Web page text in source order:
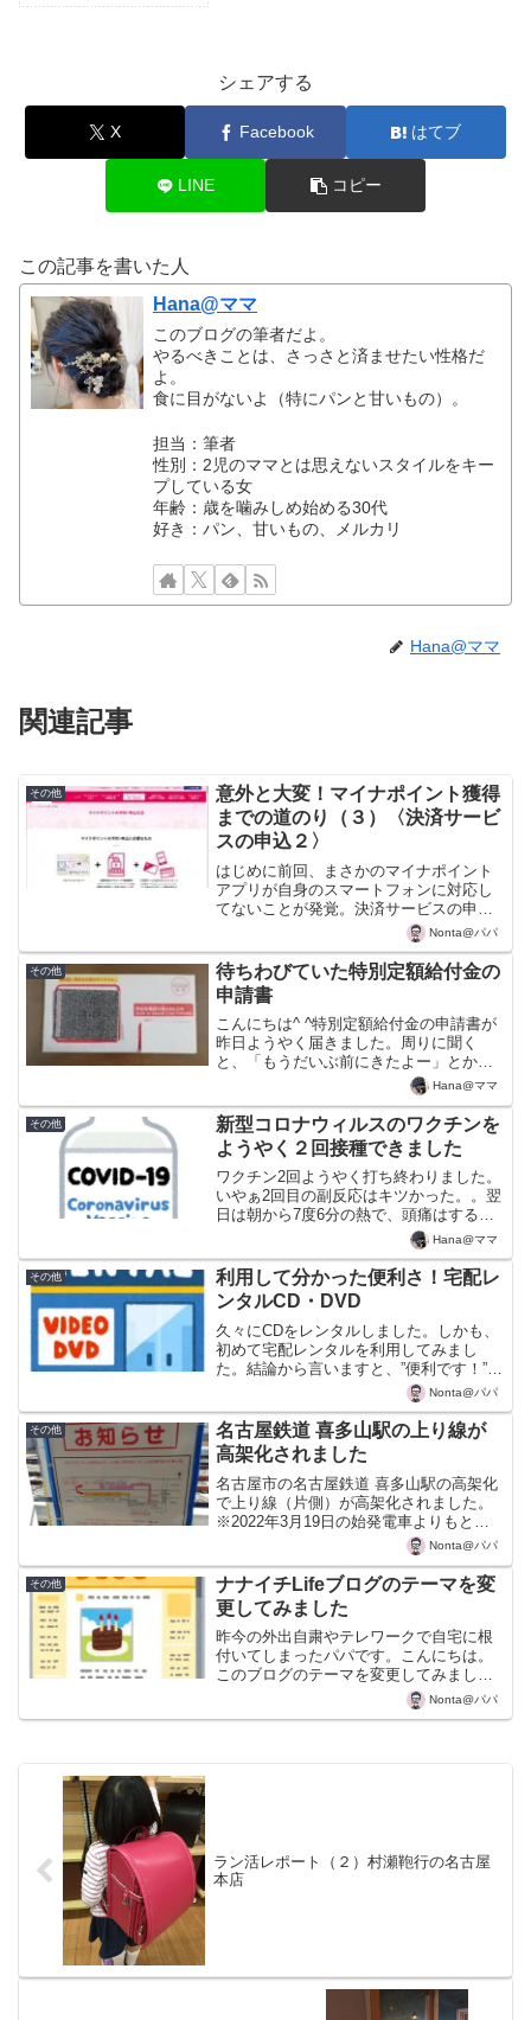
シェアする
X Facebook はてブ
LINE コピー
この記事を書いた人
Hana@ママ
このブログの筆者だよ。
やるべきことは、さっさと済ませたい性格だ
よ。
食に目がないよ（特にパンと甘いもの）。
担当：筆者
性別：2児のママとは思えないスタイルをキー
プしている女
年齢：歳を噛みしめ始める30代
好き：パン、甘いもの、メルカリ
Hana@ママ
関連記事
その他
意外と大変！マイナポイント獲得
までの道のり（３）〈決済サービ
スの申込２〉
はじめに前回、まさかのマイナポイント
アプリが自身のスマートフォンに対応し
てないことが発覚。決済サービスの申し
込みができませんでした。そこまでマイ
ナーな機種でない気がしますが、対応し
ていなものはしょうがないと、別の方法
を調査しました。今回は調...
Nonta@パパ
その他
待ちわびていた特別定額給付金の
申請書
こんにちは^ ^特別定額給付金の申請書が
昨日ようやく届きました。周りに聞く
と、「もうだいぶ前にきたよー」とか
「もう既に振り込まれたよー」とかいう
話でしたので、最近は「まだかな、まだ
かな」と毎日郵便受けを覗いていたので
したw我が家は家族4人な...
Hana@ママ
その他
新型コロナウィルスのワクチンを
ようやく２回接種できました
ワクチン2回ようやく打ち終わりました。
いやぁ2回目の副反応はキツかった。。翌
日は朝から7度6分の熱で、頭痛はする
わ、腕は上がらないわ、ダルいわで。。
結局熱は8度4分まで上がり、バファリン
を飲んでなんとか収まったかなという感
じです。接種翌日は...
Hana@ママ
その他
利用して分かった便利さ！宅配レ
ンタルCD・DVD
久々にCDをレンタルしました。しかも、
初めて宅配レンタルを利用してみまし
た。結論から言いますと、”便利です！”但
し、個人的な所感として便利さをお金で
買っている感が強いです。まぁその通り
なんですが（笑）なぜに今CDレンタルな
のかを書きますと、...
Nonta@パパ
その他
名古屋鉄道 喜多山駅の上り線が
高架化されました
名古屋市の名古屋鉄道 喜多山駅の高架化
で上り線（片側）が高架化されました。
※2022年3月19日の始発電車よりもとも
とこの辺りは道路と線路の交差が多く踏
切で渋滞が多く発生していました。特に
交通量のかなり多い２車線の国道を線路
が横切っているの...
Nonta@パパ
その他
ナナイチLifeブログのテーマを変
更してみました
昨今の外出自粛やテレワークで自宅に根
付いてしまったパパです。こんにちは。
このブログのテーマを変更してみまし
た。テーマというのは、WordPressのデ
ザインのファイル一式セットです。テー
Nonta@パパ
ラン活レポート（２）村瀬鞄行の名古屋
本店